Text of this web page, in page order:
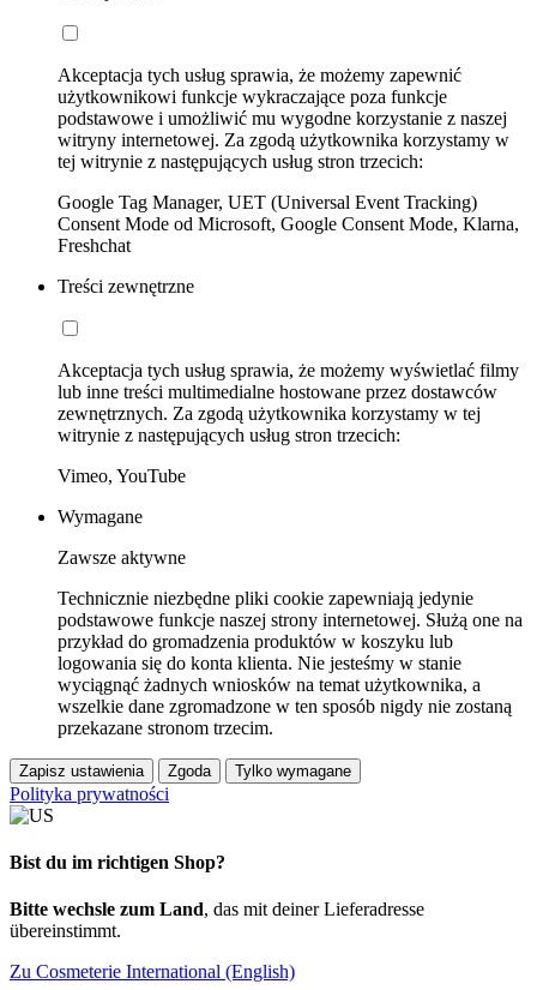
Akceptacja tych usług sprawia, że możemy zapewnić
użytkownikowi funkcje wykraczające poza funkcje
podstawowe i umożliwić mu wygodne korzystanie z naszej
witryny internetowej. Za zgodą użytkownika korzystamy w
tej witrynie z następujących usług stron trzecich:
Google Tag Manager, UET (Universal Event Tracking)
Consent Mode od Microsoft, Google Consent Mode, Klarna,
Freshchat
Treści zewnętrzne
Akceptacja tych usług sprawia, że możemy wyświetlać filmy
lub inne treści multimedialne hostowane przez dostawców
zewnętrznych. Za zgodą użytkownika korzystamy w tej
witrynie z następujących usług stron trzecich:
Vimeo, YouTube
Wymagane
Zawsze aktywne
Technicznie niezbędne pliki cookie zapewniają jedynie
podstawowe funkcje naszej strony internetowej. Służą one na
przykład do gromadzenia produktów w koszyku lub
logowania się do konta klienta. Nie jesteśmy w stanie
wyciągnąć żadnych wniosków na temat użytkownika, a
wszelkie dane zgromadzone w ten sposób nigdy nie zostaną
przekazane stronom trzecim.
Zapisz ustawienia Zgoda Tylko wymagane
Polityka prywatności
Bist du im richtigen Shop?
Bitte wechsle zum Land, das mit deiner Lieferadresse
übereinstimmt.
Zu Cosmeterie International (English)